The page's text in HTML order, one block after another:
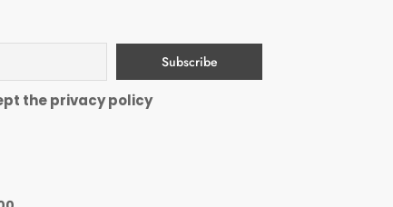
the privacy policy